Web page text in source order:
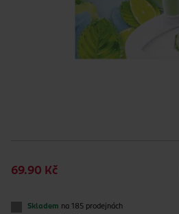
69.90 Kč
Skladem na 185 prodejnách